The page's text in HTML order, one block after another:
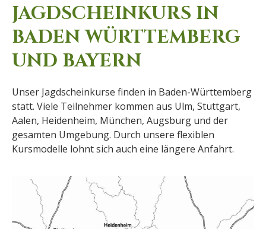
JAGDSCHEINKURS IN
BADEN WÜRTTEMBERG
UND BAYERN
Unser Jagdscheinkurse finden in Baden-Württemberg
statt. Viele Teilnehmer kommen aus Ulm, Stuttgart,
Aalen, Heidenheim, München, Augsburg und der
gesamten Umgebung. Durch unsere flexiblen
Kursmodelle lohnt sich auch eine längere Anfahrt.